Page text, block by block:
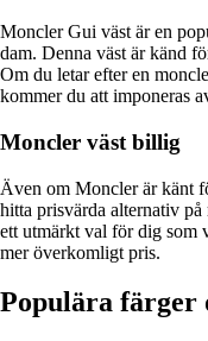
Moncler Gui väst är en
dam. Denna väst är känd
Om du letar efter en
kommer du att imponeras
Moncler väst billig
Även om Moncler är känt
hitta prisvärda alternativ
ett utmärkt val för dig som
mer överkomligt pris.
Populära färger